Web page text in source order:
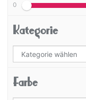
0
Kategorie
Farbe